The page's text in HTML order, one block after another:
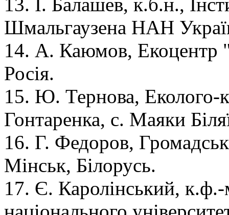
Шмальгаузена НАН
14. А. Каюмов, Екоцентр
Росія.
15. Ю. Тернова, Еколого-
Гонтаренка, с. Маяки
16. Г. Федоров,
Мінськ, Білорусь.
17. Є. Каролінський,